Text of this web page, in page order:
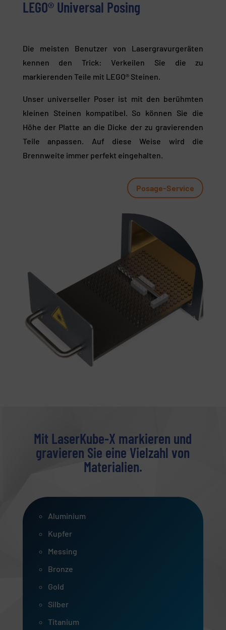
LEGO® Universal Posing
Die meisten Benutzer von Lasergravurgeräten
kennen den Trick: Verkeilen Sie die zu
markierenden Teile mit LEGO®Steinen.
Unser universeller Poser ist mit den berühmten
kleinen Steinen kompatibel. So können Sie die
Höhe der Platte an die Dicke der zu gravierenden
Teile anpassen. Auf diese Weise wird die
Brennweite immer perfekt eingehalten.
Posage-Service
Mit LaserKube-X markieren und
gravieren Sie eine Vielzahl von
Materialien.
Aluminium
Kupfer
Messing
Bronze
Gold
Silber
Titanium